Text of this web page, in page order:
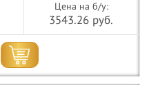
Цена на б/у:
3543.26 руб.